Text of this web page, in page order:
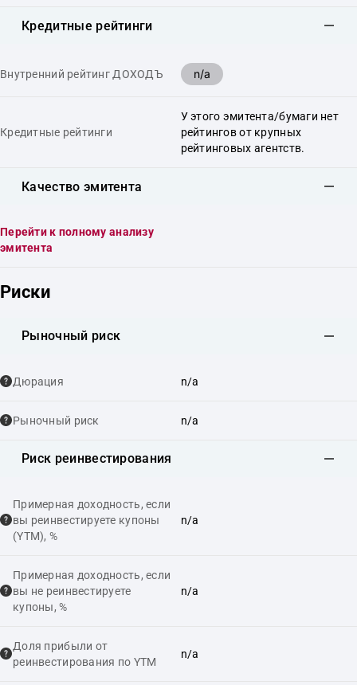
Кредитные рейтинги
Внутренний рейтинг ДОХОДЪ n/a
Кредитные рейтинги
У этого эмитента/бумаги нет
рейтингов от крупных
рейтинговых агентств.
Качество эмитента
Перейти к полному анализу
эмитента
Риски
Рыночный риск
Дюрация n/a
Рыночный риск n/a
Риск реинвестирования
Примерная доходность, если
вы реинвестируете купоны
(YTM), %
n/a
Примерная доходность, если
вы не реинвестируете
купоны, %
n/a
Доля прибыли от
реинвестирования по YTM
n/a